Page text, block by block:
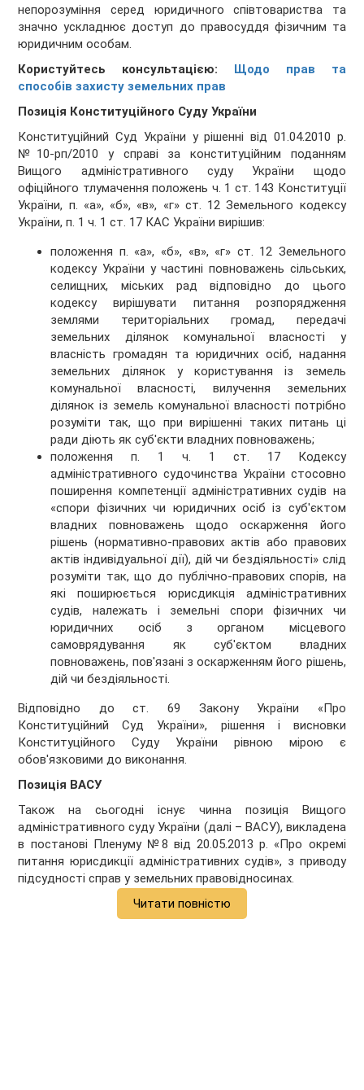
непорозуміння серед юридичного співтовариства та
значно ускладнює доступ до правосуддя фізичним та
юридичним особам.
Користуйтесь консультацією: Щодо прав та
способів захисту земельних прав
Позиція Конституційного Суду України
Конституційний Суд України у рішенні від 01.04.2010 р.
№10-рп/2010 у справі за конституційним поданням
Вищого адміністративного суду України щодо
офіційного тлумачення положень ч. 1 ст. 143 Конституції
України, п. «а», «б», «в», «г» ст. 12 Земельного кодексу
України, п. 1 ч. 1 ст. 17 КАС України вирішив:
положення п. «а», «б», «в», «г» ст. 12 Земельного
кодексу України у частині повноважень сільських,
селищних, міських рад відповідно до цього
кодексу вирішувати питання розпорядження
землями територіальних громад, передачі
земельних ділянок комунальної власності у
власність громадян та юридичних осіб, надання
земельних ділянок у користування із земель
комунальної власності, вилучення земельних
ділянок із земель комунальної власності потрібно
розуміти так, що при вирішенні таких питань ці
ради діють як суб'єкти владних повноважень;
положення п. 1 ч. 1 ст. 17 Кодексу
адміністративного судочинства України стосовно
поширення компетенції адміністративних судів на
«спори фізичних чи юридичних осіб із суб'єктом
владних повноважень щодо оскарження його
рішень (нормативно-правових актів або правових
актів індивідуальної дії), дій чи бездіяльності» слід
розуміти так, що до публічно-правових спорів, на
які поширюється юрисдикція адміністративних
судів, належать і земельні спори фізичних чи
юридичних осіб з органом місцевого
самоврядування як суб'єктом владних
повноважень, пов'язані з оскарженням його рішень,
дій чи бездіяльності.
Відповідно до ст. 69 Закону України «Про
Конституційний Суд України», рішення і висновки
Конституційного Суду України рівною мірою є
обов'язковими до виконання.
Позиція ВАСУ
Також на сьогодні існує чинна позиція Вищого
адміністративного суду України (далі – ВАСУ), викладена
в постанові Пленуму №8 від 20.05.2013 р. «Про окремі
питання юрисдикції адміністративних судів», з приводу
підсудності справ у земельних правовідносинах.
Читати повністю